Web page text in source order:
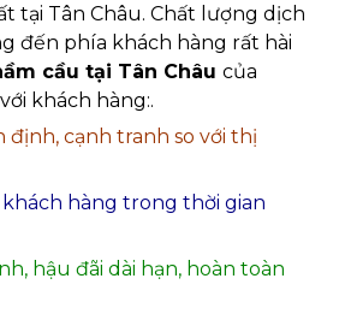
tại Tân Châu. Chất lượng dịch
đến phía khách hàng rất hài
cầu tại Tân Châu của
khách hàng:.
định, cạnh tranh so với thị
hàng trong thời gian
hậu đãi dài hạn, hoàn toàn